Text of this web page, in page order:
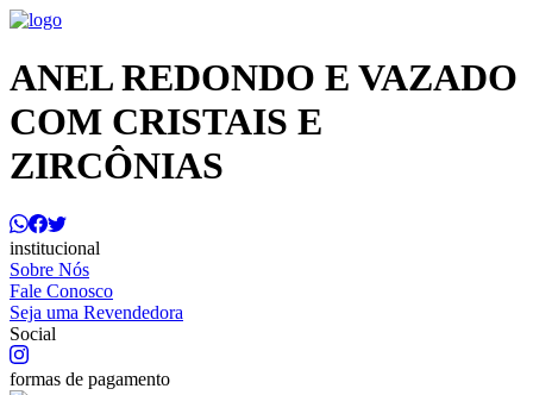
ANEL REDONDO E VAZADO
COM CRISTAIS E
ZIRCÔNIAS
institucional
Sobre Nós
Fale Conosco
Seja uma Revendedora
Social
formas de pagamento